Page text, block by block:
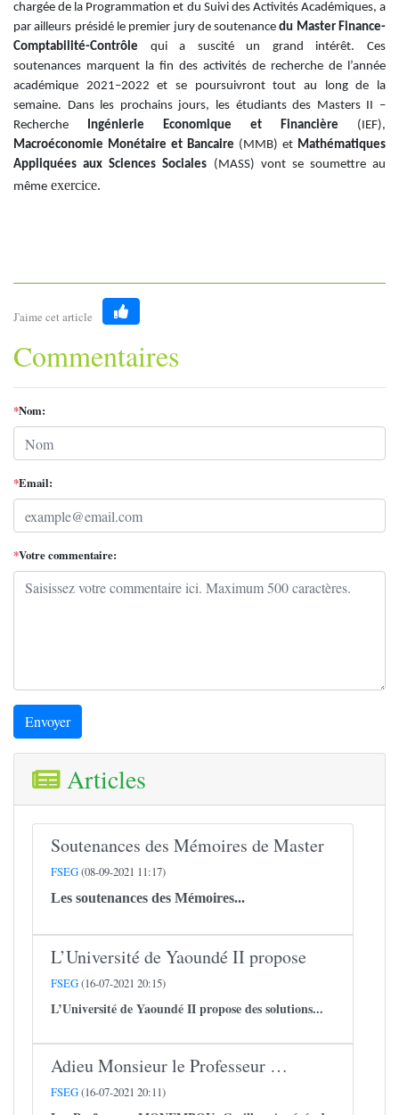
chargée de la Programmation et du Suivi des Activités Académiques, a
par ailleurs présidé le premier jury de soutenancedu Master Finance-
Comptabilité-Contrôle qui a suscité un grand intérêt. Ces
soutenances marquent la fin des activités de recherche de l’année
académique 2021–2022 et se poursuivront tout au long de la
semaine. Dans les prochains jours, les étudiants des Masters II –
Recherche Ingénierie Economique et Financière (IEF),
Macroéconomie Monétaire et Bancaire (MMB) et Mathématiques
Appliquées aux Sciences Sociales (MASS) vont se soumettre au
même exercice.
J'aime cet article
Like
Commentaires
*Nom:
*Email:
*Votre commentaire:
Envoyer
Articles
Soutenances des Mémoires de Master
FSEG(08-09-2021 11:17)
Les soutenances des Mémoires...
L’Université de Yaoundé II propose
FSEG(16-07-2021 20:15)
L’Université de Yaoundé II propose des solutions...
Adieu Monsieur le Professeur …
FSEG(16-07-2021 20:11)